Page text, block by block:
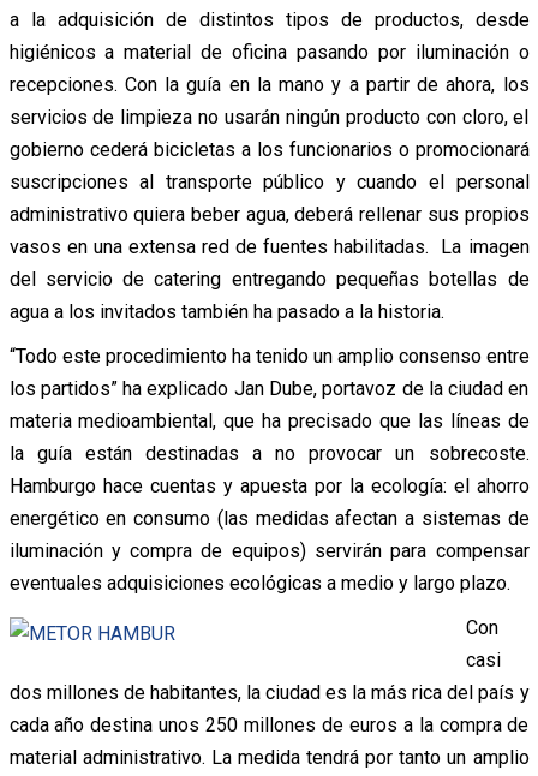
a la adquisición de distintos tipos de productos, desde
higiénicos a material de oficina pasando por iluminación o
recepciones. Con la guía en la mano y a partir de ahora, los
servicios de limpieza no usarán ningún producto con cloro, el
gobierno cederá bicicletas a los funcionarios o promocionará
suscripciones al transporte público y cuando el personal
administrativo quiera beber agua, deberá rellenar sus propios
vasos en una extensa red de fuentes habilitadas. La imagen
del servicio de catering entregando pequeñas botellas de
agua a los invitados también ha pasado a la historia.
“Todo este procedimiento ha tenido un amplio consenso entre
los partidos” ha explicado Jan Dube, portavoz de la ciudad en
materia medioambiental, que ha precisado que las líneas de
la guía están destinadas a no provocar un sobrecoste.
Hamburgo hace cuentas y apuesta por la ecología: el ahorro
energético en consumo (las medidas afectan a sistemas de
iluminación y compra de equipos) servirán para compensar
eventuales adquisiciones ecológicas a medio y largo plazo.
Con
casi
dos millones de habitantes, la ciudad es la más rica del país y
cada año destina unos 250 millones de euros a la compra de
material administrativo. La medida tendrá por tanto un amplio